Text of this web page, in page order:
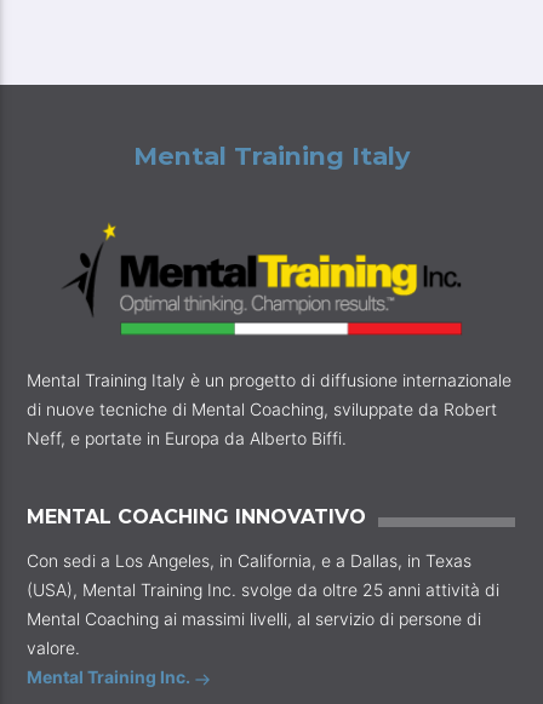
Mental Training Italy
Mental Training Italy è un progetto di diffusione internazionale
di nuove tecniche di Mental Coaching, sviluppate da Robert
Neff, e portate in Europa da Alberto Biffi.
MENTAL COACHING INNOVATIVO
Con sedi a Los Angeles, in California, e a Dallas, in Texas
(USA), Mental Training Inc. svolge da oltre 25 anni attività di
Mental Coaching ai massimi livelli, al servizio di persone di
valore.
Mental Training Inc.